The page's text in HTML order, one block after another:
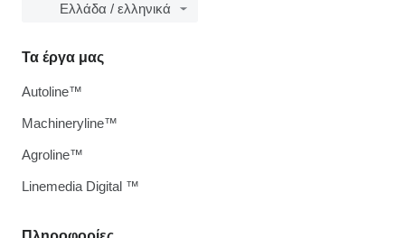
Ελλάδα / ελληνικά
Τα έργα μας
Autoline™
Machineryline™
Agroline™
Linemedia Digital ™